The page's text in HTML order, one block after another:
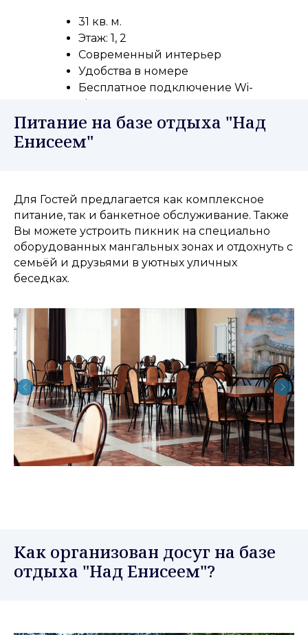
31 кв. м.
Этаж: 1, 2
Современный интерьер
Удобства в номере
Бесплатное подключение Wi-
Fi
Питание на базе отдыха "Над
Енисеем"
Для Гостей предлагается как комплексное
питание, так и банкетное обслуживание. Также
Вы можете устроить пикник на специально
оборудованных мангальных зонах и отдохнуть с
семьёй и друзьями в уютных уличных
беседках.
Как организован досуг на базе
отдыха "Над Енисеем"?